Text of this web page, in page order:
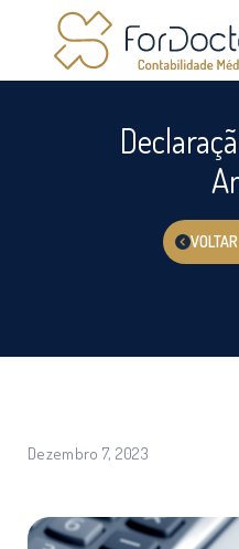
Dezembro 7, 2023